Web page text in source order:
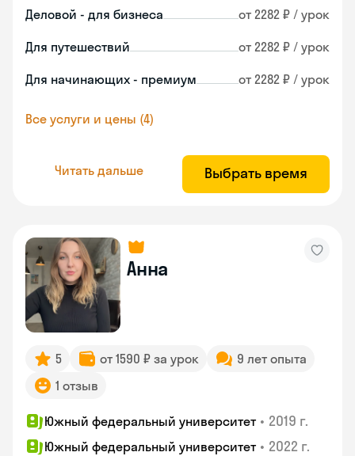
Деловой - для бизнеса от 2282 ₽ / урок
Для путешествий от 2282 ₽ / урок
Для начинающих - премиум от 2282 ₽ / урок
Все услуги и цены (4)
Читать дальше Выбрать время
Анна
5 от 1590 ₽ за урок
9 лет опыта
1 отзыв
Южный федеральный университет • 2019 г.
Южный федеральный университет • 2022 г.